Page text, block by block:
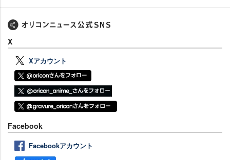
X
Xアカウント
Facebook
Facebookアカウント